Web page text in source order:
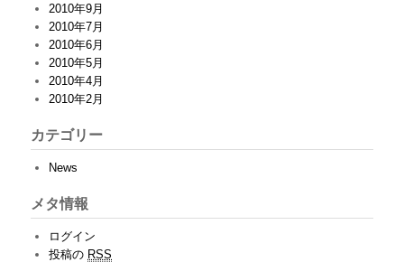
2010年9月
2010年7月
2010年6月
2010年5月
2010年4月
2010年2月
カテゴリー
News
メタ情報
ログイン
投稿の RSS